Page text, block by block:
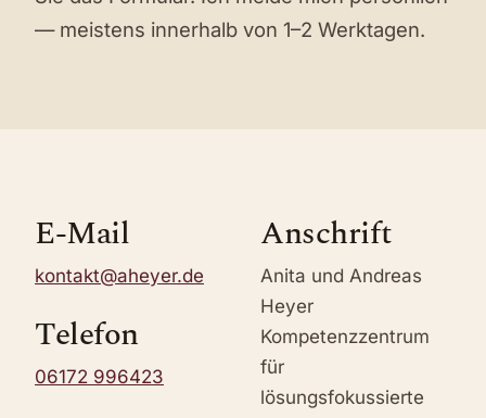
— meistens innerhalb von 1–2 Werktagen.
E-Mail
kontakt@aheyer.de
Telefon
06172 996423
Anschrift
Anita und Andreas
Heyer
Kompetenzzentrum
für
lösungsfokussierte